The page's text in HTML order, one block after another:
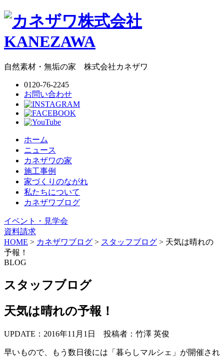
自然素材・無垢の家 株式会社カネザワ
0120-76-2245
お問い合わせ
ホーム
ニュース
カネザワの家
施工事例
家づくりのながれ
私たちについて
カネザワブログ
イベント・見学会
資料請求
HOME > カネザワブログ > スタッフブログ > 天気は晴れの
予報！
BLOG
スタッフブログ
天気は晴れの予報！
UPDATE：2016年11月1日 投稿者：竹澤 英俊
早いもので、もう数日後には「暮らしマルシェ」が開催され